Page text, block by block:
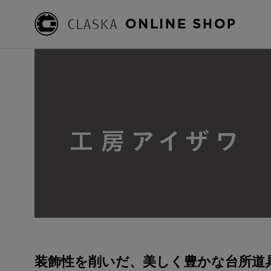
装飾性を削いだ、美しく豊かな台所道